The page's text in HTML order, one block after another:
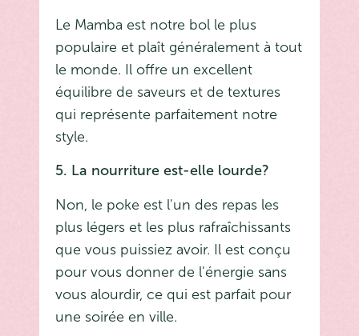
Le Mamba est notre bol le plus
populaire et plaît généralement à tout
le monde. Il offre un excellent
équilibre de saveurs et de textures
qui représente parfaitement notre
style.
5. La nourriture est-elle lourde?
Non, le poke est l'un des repas les
plus légers et les plus rafraîchissants
que vous puissiez avoir. Il est conçu
pour vous donner de l'énergie sans
vous alourdir, ce qui est parfait pour
une soirée en ville.